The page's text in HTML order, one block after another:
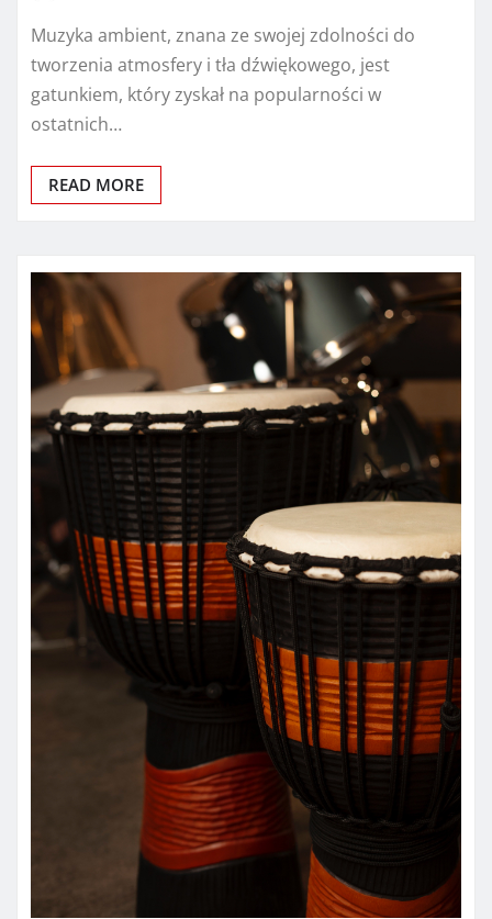
Muzyka ambient, znana ze swojej zdolności do
tworzenia atmosfery i tła dźwiękowego, jest
gatunkiem, który zyskał na popularności w
ostatnich…
READ MORE